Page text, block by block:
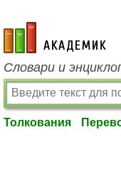
academic.ru
Словари и
Толкования